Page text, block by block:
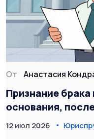
От Анастасия
Признание
основания,
практика в 2026
12 июл 2026